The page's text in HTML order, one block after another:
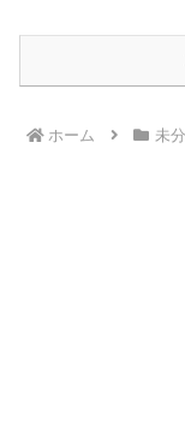
ホーム 未